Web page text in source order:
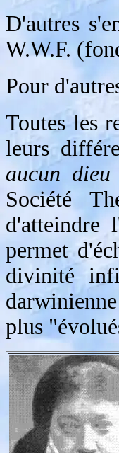
D'autres
W.W.F.
Pour
Toutes les
leurs
aucun
Société
d'atteindre
permet
divinité
plus